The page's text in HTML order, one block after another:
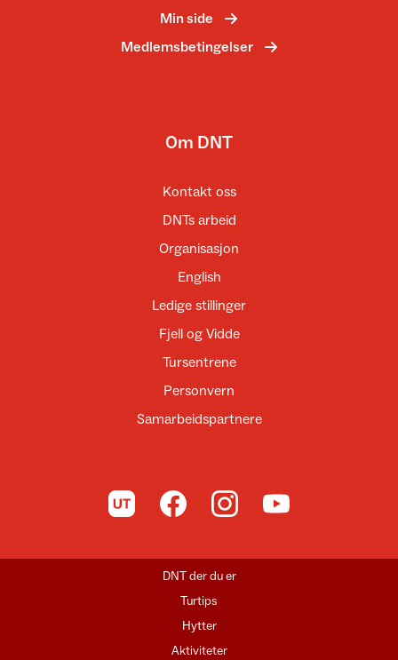
Min side
Medlemsbetingelser
Om DNT
Kontakt oss
DNTs arbeid
Organisasjon
English
Ledige stillinger
Fjell og Vidde
Tursentrene
Personvern
Samarbeidspartnere
Til UT.no Til DNT på Facebook
Til DNT på Instagram
Til DNT på YouTube
DNT der du er
Turtips
Hytter
Aktiviteter